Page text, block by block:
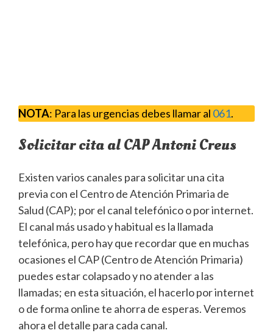
NOTA: Para las urgencias debes llamar al 061.
Solicitar cita al CAP Antoni Creus
Existen varios canales para solicitar una cita
previa con el Centro de Atención Primaria de
Salud (CAP); por el canal telefónico o por internet.
El canal más usado y habitual es la llamada
telefónica, pero hay que recordar que en muchas
ocasiones el CAP (Centro de Atención Primaria)
puedes estar colapsado y no atender a las
llamadas; en esta situación, el hacerlo por internet
o de forma online te ahorra de esperas. Veremos
ahora el detalle para cada canal.